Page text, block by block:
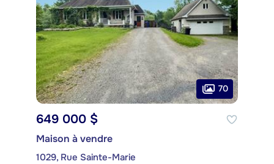
70
649 000 $
Maison à vendre
1029, Rue Sainte-Marie